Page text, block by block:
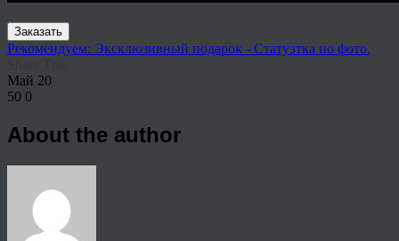
Заказать
Рекомендуем: Эксклюзивный подарок - Статуэтка по фото.
Май 20
50 0
About the author